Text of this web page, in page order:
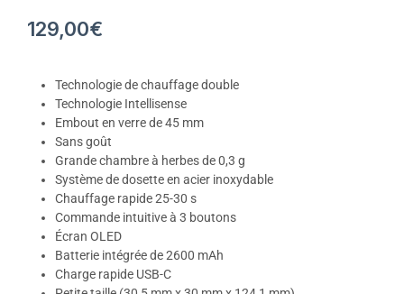
129,00€
Technologie de chauffage double
Technologie Intellisense
Embout en verre de 45 mm
Sans goût
Grande chambre à herbes de 0,3 g
Système de dosette en acier inoxydable
Chauffage rapide 25-30 s
Commande intuitive à 3 boutons
Écran OLED
Batterie intégrée de 2600 mAh
Charge rapide USB-C